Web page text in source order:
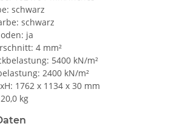
schwarz
schwarz
ja
4 mm²
5400 kN/m²
2400 kN/m²
1762 x 1134 x 30 mm
kg